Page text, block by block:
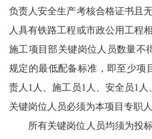
负责人安全生产考核合格证书且
人具有铁路工程或市政公用工程
施工项目部关键岗位人员数量不
规定的最低配备标准，即至少项
责人1人、施工员1人、安全员1
关键岗位人员必须为本项目专职
所有关键岗位人员均须为投